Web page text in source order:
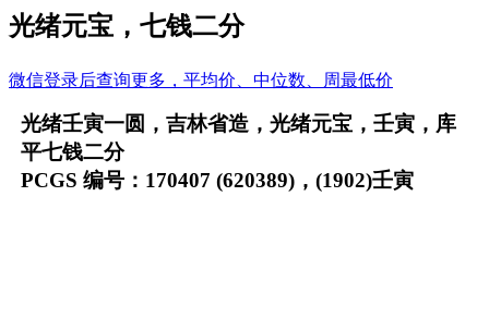
光绪元宝，七钱二分
微信登录后查询更多，平均价、中位数、周最低价
光绪壬寅一圆，吉林省造，光绪元宝，壬寅，库
平七钱二分
PCGS 编号：170407 (620389)，(1902)壬寅